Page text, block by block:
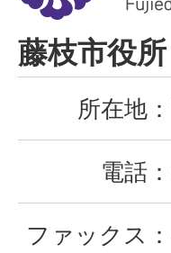
市
Fujieda
City
藤枝市役所
所在地：
電話：
ファックス：